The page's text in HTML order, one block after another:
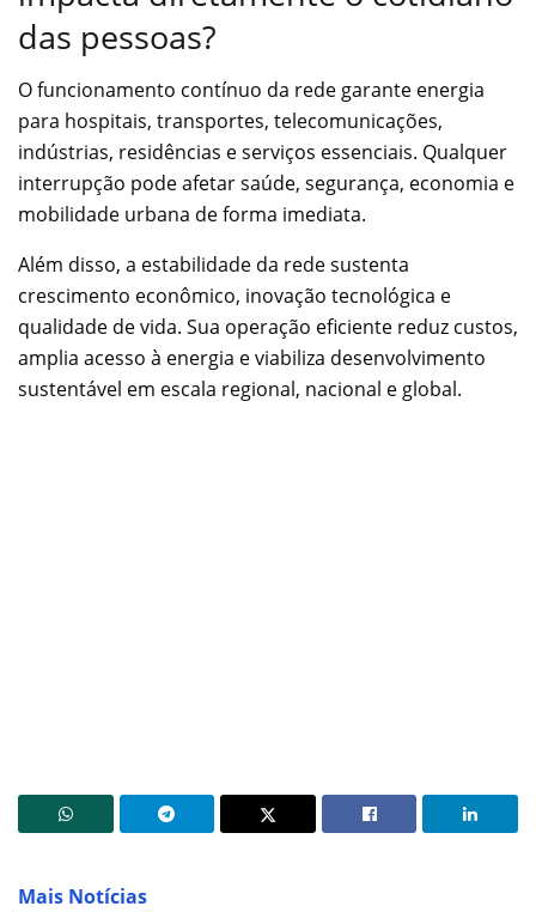
das pessoas?
O funcionamento contínuo da rede garante energia
para hospitais, transportes, telecomunicações,
indústrias, residências e serviços essenciais. Qualquer
interrupção pode afetar saúde, segurança, economia e
mobilidade urbana de forma imediata.
Além disso, a estabilidade da rede sustenta
crescimento econômico, inovação tecnológica e
qualidade de vida. Sua operação eficiente reduz custos,
amplia acesso à energia e viabiliza desenvolvimento
sustentável em escala regional, nacional e global.
Mais Notícias